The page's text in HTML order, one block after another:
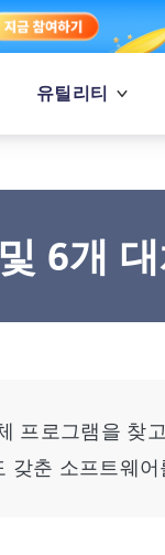
유틸리티
6개
프로그램을 찾
춘 소프트웨